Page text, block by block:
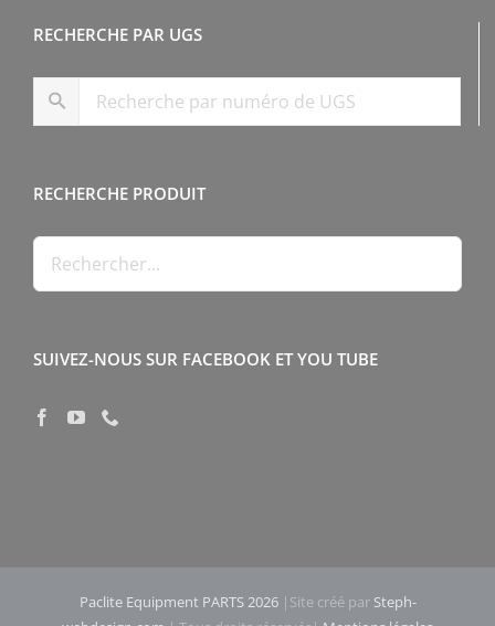
RECHERCHE PAR UGS
RECHERCHE PRODUIT
SUIVEZ-NOUS SUR FACEBOOK ET YOU TUBE
Paclite Equipment PARTS 2026|Site créé par Steph-